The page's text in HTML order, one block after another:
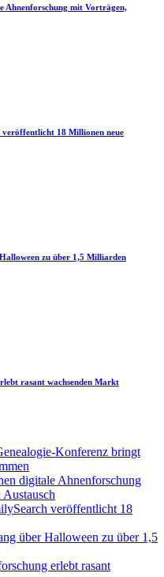
Ahnenforschung mit Vorträgen,
18 Millionen neue
zu über 1,5 Milliarden
rasant wachsenden Markt
Konferenz bringt
digitale Ahnenforschung
veröffentlicht 18
über Halloween zu über 1,5
erlebt rasant